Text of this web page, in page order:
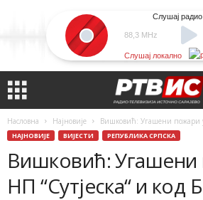
88,3 MHz
Слушај
Слушај локално
Насловна Најновије Вишковић: Угашени пожари
НАЈНОВИЈЕ ВИЈЕСТИ РЕПУБЛИКА СРПСКА
Вишковић: Угашени
НП “Сутјеска“ и код